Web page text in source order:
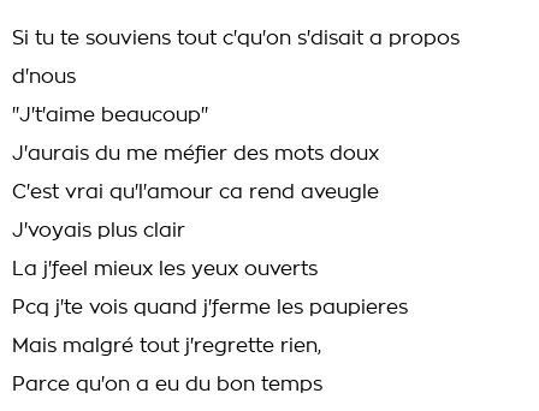
Si tu te souviens tout c'qu'on s'disait a propos
d'nous
''J't'aime beaucoup''
J'aurais du me méfier des mots doux
C'est vrai qu'l'amour ca rend aveugle
J'voyais plus clair
La j'feel mieux les yeux ouverts
Pcq j'te vois quand j'ferme les paupieres
Mais malgré tout j'regrette rien,
Parce qu'on a eu du bon temps